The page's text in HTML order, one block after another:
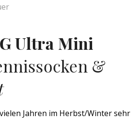
Ultra Mini
&
Jahren im Herbst/Winter sehr